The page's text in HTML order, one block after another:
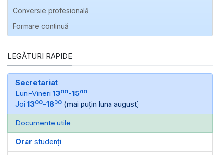
Conversie profesională
Formare continuă
LEGĂTURI RAPIDE
Secretariat
Luni-Vineri 1300-1500
Joi 1300-1800 (mai puțin luna august)
Documente utile
Orar studenți